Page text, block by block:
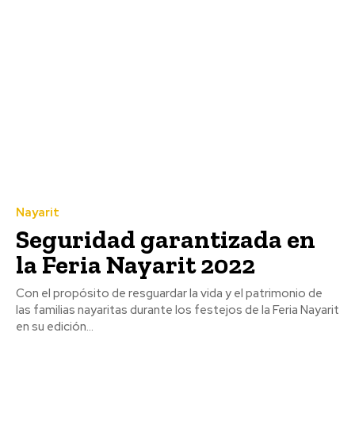
Nayarit
Seguridad garantizada en
la Feria Nayarit 2022
Con el propósito de resguardar la vida y el patrimonio de
las familias nayaritas durante los festejos de la Feria Nayarit
en su edición...